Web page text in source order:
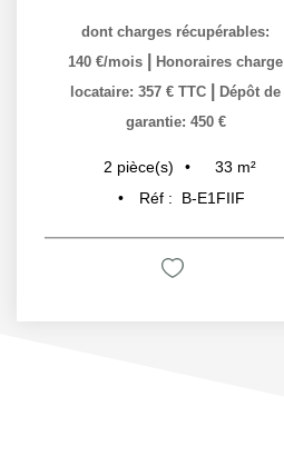
dont charges récupérables:
140 €/mois
Honoraires charge
locataire: 357 € TTC
Dépôt de
garantie: 450 €
2 pièce(s) 33 m²
Réf :
B-E1FIIF